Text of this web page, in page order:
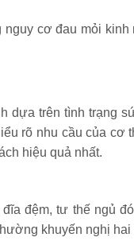
cơ đau mỏi kinh
dựa trên tình trạng
rõ nhu cầu của cơ
hiệu quả nhất.
đệm, tư thế ngủ
khuyến nghị hai